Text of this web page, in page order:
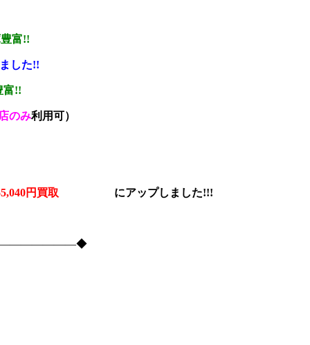
富!!
した!!
富!!
のみ利用可）
55,040円買取 にアップしました!!!